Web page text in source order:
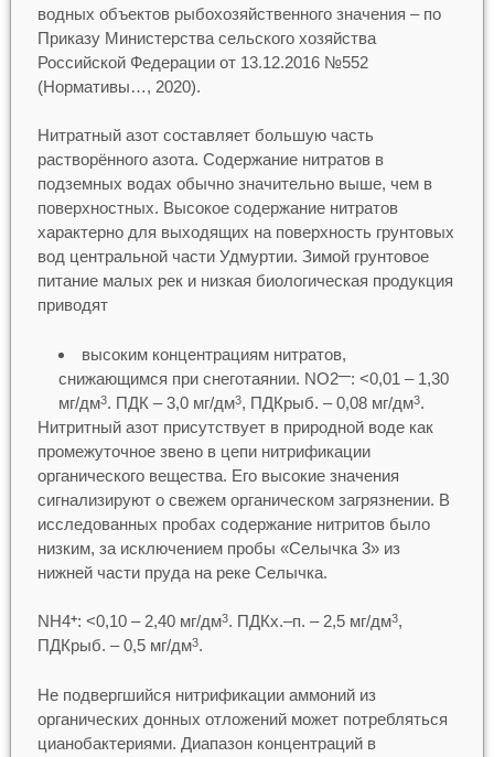
водных объектов рыбохозяйственного значения – по
Приказу Министерства сельского хозяйства
Российской Федерации от 13.12.2016 №552
(Нормативы…, 2020).
Нитратный азот составляет большую часть
растворённого азота. Содержание нитратов в
подземных водах обычно значительно выше, чем в
поверхностных. Высокое содержание нитратов
характерно для выходящих на поверхность грунтовых
вод центральной части Удмуртии. Зимой грунтовое
питание малых рек и низкая биологическая продукция
приводят
высоким концентрациям нитратов,
снижающимся при снеготаянии. NO2—: <0,01 – 1,30
мг/дм3. ПДК – 3,0 мг/дм3, ПДКрыб. – 0,08 мг/дм3.
Нитритный азот присутствует в природной воде как
промежуточное звено в цепи нитрификации
органического вещества. Его высокие значения
сигнализируют о свежем органическом загрязнении. В
исследованных пробах содержание нитритов было
низким, за исключением пробы «Селычка 3» из
нижней части пруда на реке Селычка.
NH4+: <0,10 – 2,40 мг/дм3. ПДКх.–п. – 2,5 мг/дм3,
ПДКрыб. – 0,5 мг/дм3.
Не подвергшийся нитрификации аммоний из
органических донных отложений может потребляться
цианобактериями. Диапазон концентраций в